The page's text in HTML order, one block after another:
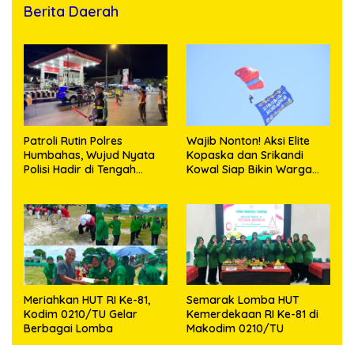
Berita Daerah
Patroli Rutin Polres
Humbahas, Wujud Nyata
Polisi Hadir di Tengah
Wajib Nonton! Aksi Elite
Kopaska dan Srikandi
Kowal Siap Bikin Warga
Meriahkan HUT RI Ke-81,
Kodim 0210/TU Gelar
Berbagai Lomba
Semarak Lomba HUT
Kemerdekaan RI Ke-81 di
Makodim 0210/TU